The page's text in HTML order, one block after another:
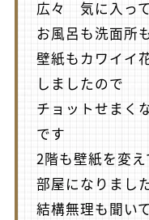
広々 気に入っ
お風呂も洗面所
壁紙もカワイイ
しましたので
チョットせまく
です
2階も壁紙を変
部屋になりまし
結構無理も聞い